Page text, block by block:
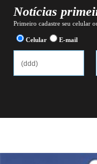
Notícias
Primeiro cadastre seu celular
Celular E-mail